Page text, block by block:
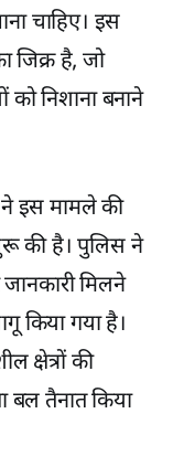
चाहिए। इस
है, जो
को निशाना बनाने
इस मामले की
की है। पुलिस ने
मिलने
किया गया है।
क्षेत्रों की
बल तैनात किया